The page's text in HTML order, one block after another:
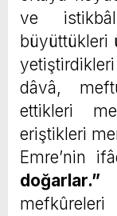
ve
büyüttükleri
dâvâ,
ettikleri
eriştikleri
Emre’nin
doğarlar.”